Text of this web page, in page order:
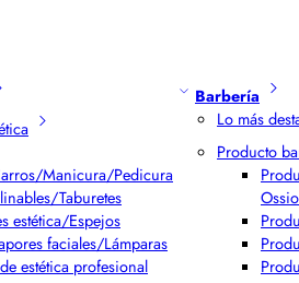
Manicura/Pedicura
Taburetes
estética/Espejos
faciales/Lámparas
estética profesional
Barbería
Lo más
Producto